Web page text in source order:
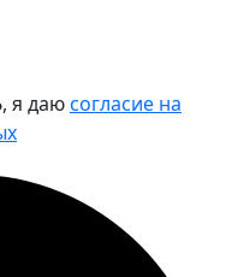
я даюсогласие на